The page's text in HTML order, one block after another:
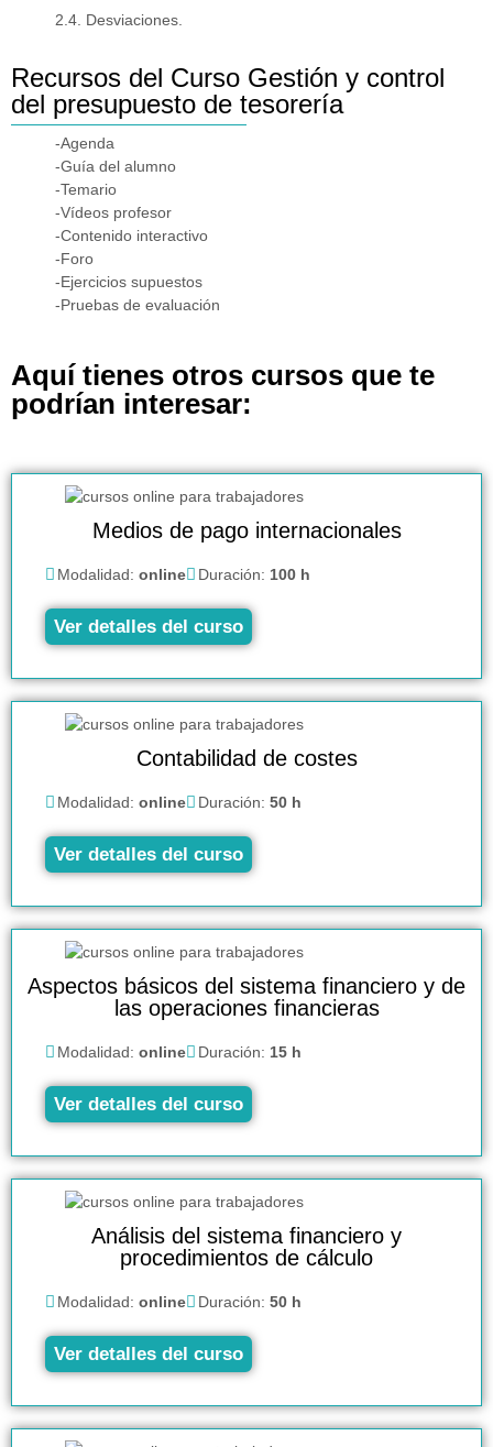
2.4. Desviaciones.
Recursos del Curso Gestión y control
del presupuesto de tesorería
-Agenda
-Guía del alumno
-Temario
-Vídeos profesor
-Contenido interactivo
-Foro
-Ejercicios supuestos
-Pruebas de evaluación
Aquí tienes otros cursos que te
podrían interesar:
Medios de pago internacionales
Modalidad: online Duración: 100 h
Ver detalles del curso
Contabilidad de costes
Modalidad: online Duración: 50 h
Ver detalles del curso
Aspectos básicos del sistema financiero y de
las operaciones financieras
Modalidad: online Duración: 15 h
Ver detalles del curso
Análisis del sistema financiero y
procedimientos de cálculo
Modalidad: online Duración: 50 h
Ver detalles del curso